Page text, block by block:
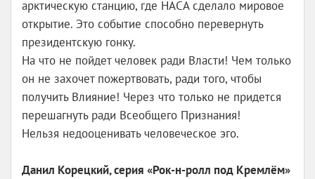
арктическую станцию, где НАСА сделало мировое
открытие. Это событие способно перевернуть
президентскую гонку.
На что не пойдет человек ради Власти! Чем только
он не захочет пожертвовать, ради того, чтобы
получить Влияние! Через что только не придется
перешагнуть ради Всеобщего Признания!
Нельзя недооценивать человеческое эго.
Данил Корецкий, серия «Рок-н-ролл под Кремлём»